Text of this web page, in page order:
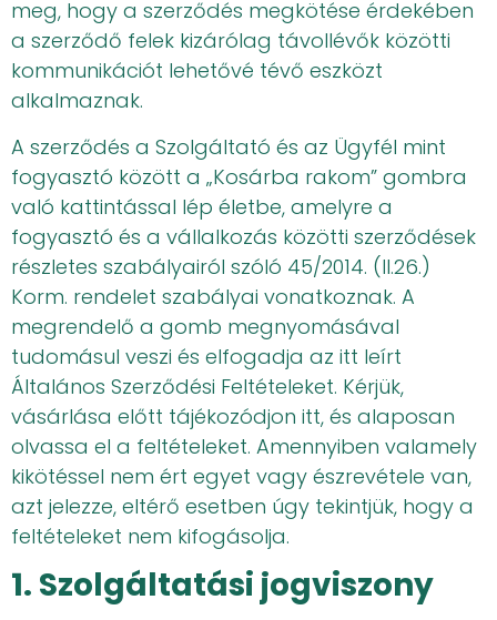
meg, hogy a szerződés megkötése érdekében
a szerződő felek kizárólag távollévők közötti
kommunikációt lehetővé tévő eszközt
alkalmaznak.
A szerződés a Szolgáltató és az Ügyfél mint
fogyasztó között a „Kosárba rakom” gombra
való kattintással lép életbe, amelyre a
fogyasztó és a vállalkozás közötti szerződések
részletes szabályairól szóló 45/2014. (II.26.)
Korm. rendelet szabályai vonatkoznak. A
megrendelő a gomb megnyomásával
tudomásul veszi és elfogadja az itt leírt
Általános Szerződési Feltételeket. Kérjük,
vásárlása előtt tájékozódjon itt, és alaposan
olvassa el a feltételeket. Amennyiben valamely
kikötéssel nem ért egyet vagy észrevétele van,
azt jelezze, eltérő esetben úgy tekintjük, hogy a
feltételeket nem kifogásolja.
1. Szolgáltatási jogviszony